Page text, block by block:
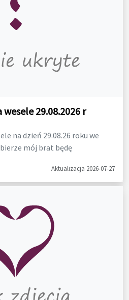
29.08.2026 r
na dzień 29.08.26 roku we
mój brat będę
Aktualizacja 2026-07-27